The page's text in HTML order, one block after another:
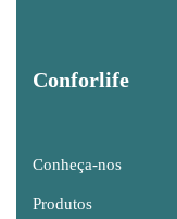
Conforlife
Conheça-nos
Produtos